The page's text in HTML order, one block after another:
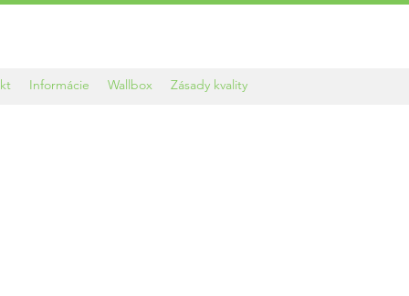
Informácie Wallbox Zásady kvality